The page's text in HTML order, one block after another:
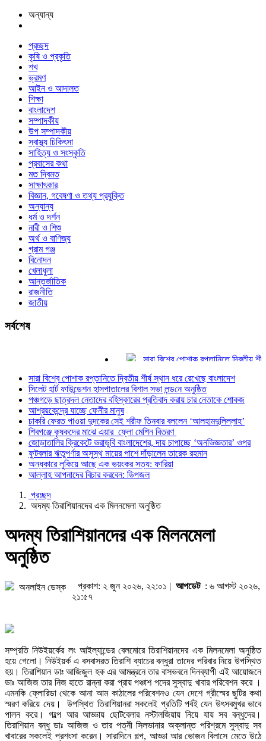
অন্যান্য
প্রচ্ছদ
কৃষি ও প্রকৃতি
শখ
ভ্রমণ
আইন ও আদালত
শিক্ষা
বাংলাদেশ
সম্পাদকীয়
উপ সম্পাদকীয়
স্বাস্থ্য চিকিৎসা
সাহিত্য ও সংস্কৃতি
প্রবাসের কথা
মত দ্বিমত
সাক্ষাৎকার
বিজ্ঞান, গবেষণা ও তথ্য প্রযুক্তি
অন্যান্য
ধর্ম ও দর্শন
নারী ও শিশু
অর্থ ও বাণিজ্য
গ্রাম গঞ্জ
বিনোদন
খেলাধুলা
আন্তর্জাতিক
রাজনীতি
জাতীয়
সর্বশেষ
সারা বিশ্বে পোশাক রপ্তানিতে দ্বিতীয় শীর্ষ
সিলেট হার্ট ফাউন্ডেশন হাসপাতালের বিশাল
পঞ্চগড়ে ছাত্রদল নেতাদের বহিস্কারের
আশ্রয়কেন্দ্রে যাচ্ছে ফেনীর মানুষ
চাকরি ফেরত পাওয়া দুদকের সেই শরীফ
শিবগঞ্জে কৃষকদের মাঝে এয়ার ফ্লো মেশিন
জোড়াতালির ক্রিকেটে ভরাডুবি বাংলাদেশের,
ফুটবলার ঋতুপর্ণার অসুস্থ মায়ের পাশে
অন্ধকারে লুকিয়ে আছে এক ভয়ংকর সত্য:
আল্লাহ আপনাদের বিচার করবেন: ডিপজল
সারা বিশ্বে পোশাক রপ্তানিতে দ্বিতীয় শীর্ষ স্থান ধরে রেখেছে বাংলাদেশ
সিলেট হার্ট ফাউন্ডেশন হাসপাতালের বিশাল সভা লন্ড‌নে অনুষ্ঠিত
পঞ্চগড়ে ছাত্রদল নেতাদের বহিস্কারের প্রতিবাদ করায় চার নেতাকে শোকজ
আশ্রয়কেন্দ্রে যাচ্ছে ফেনীর মানুষ
চাকরি ফেরত পাওয়া দুদকের সেই শরীফ তিনবার বললেন ‘আলহামদুলিল্লাহ’
শিবগঞ্জে কৃষকদের মাঝে এয়ার ফ্লো মেশিন বিতরণ
জোড়াতালির ক্রিকেটে ভরাডুবি বাংলাদেশের, দায় চাপাচ্ছে ‘অনভিজ্ঞতার’ ওপর
ফুটবলার ঋতুপর্ণার অসুস্থ মায়ের পাশে দাঁড়ালেন তারেক রহমান
অন্ধকারে লুকিয়ে আছে এক ভয়ংকর সত্য: ফারিয়া
আল্লাহ আপনাদের বিচার করবেন: ডিপজল
প্রচ্ছদ
অদম্য তিরাশিয়ানদের এক মিলনমেলা অনুষ্ঠিত
অদম্য তিরাশিয়ানদের এক মিলনমেলা
অনুষ্ঠিত
অনলাইন ডেস্ক প্রকাশ: ২ জুন ২০২৬, ২২:০১ | আপডেট: ৬ আগস্ট ২০২৬,
২১:৫৭
সম্প্রতি নিউইয়র্কের লং আইল্যান্ডের বেলমোরে তিরাশিয়ানদের এক মিলনমেলা অনুষ্ঠিত
হয়ে গেলো। নিউইয়র্ক এ বসবাসরত তিরাশি ব্যাচের বন্ধুরা তাদের পরিবার নিয়ে উপস্থিত
হয়। তিরাশিয়ান ডাঃ আজিজুল হক এর আমন্ত্রনে তার বাসভবনে দিনব্যাপী এই আয়োজনে
ডাঃ আজিজ তার নিজ হাতে রান্না করা প্রায় পঞ্চাশ পদের সুস্বাদু খাবার পরিবেশন করে ।
এমনকি ফ্লোরিডা থেকে আনা আম কাঠালের পরিবেশনও যেন দেশে গ্রীস্মের ছুটির কথা
স্মরণ করিয়ে দেয়। উপস্থিত তিরাশিয়ানরা সকলেই প্রতিটি পর্বই যেন উৎসবমুখর ভাবে
পালন করে। গল্পে আর আড্ডায় ছোটবেলার নস্টালজিয়ায় নিয়ে যায় সব বন্ধুদের।
তিরাশিয়ান বন্ধু ডাঃ আজিজ ও তার পত্নী সিলভানার অক্লান্ত পরিশ্রমে সুস্বাদু সব
খাবারের সকলেই প্রশংসা করেন। সারাদিনে গল্প, আড্ডা আর ভোজন বিলাসে মেতে উঠে